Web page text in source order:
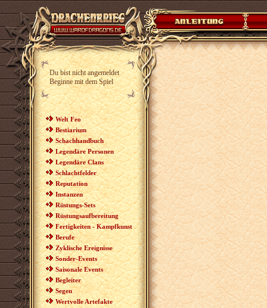
Du bist nicht angemeldet
Beginne mit dem Spiel
Welt Feo
Bestiarium
Schachhandbuch
Legendäre Personen
Legendäre Clans
Schlachtfelder
Reputation
Instanzen
Rüstungs-Sets
Rüstungsaufbereitung
Fertigkeiten - Kampfkunst
Berufe
Zyklische Ereignisse
Sonder-Events
Saisonale Events
Begleiter
Segen
Wertvolle Artefakte